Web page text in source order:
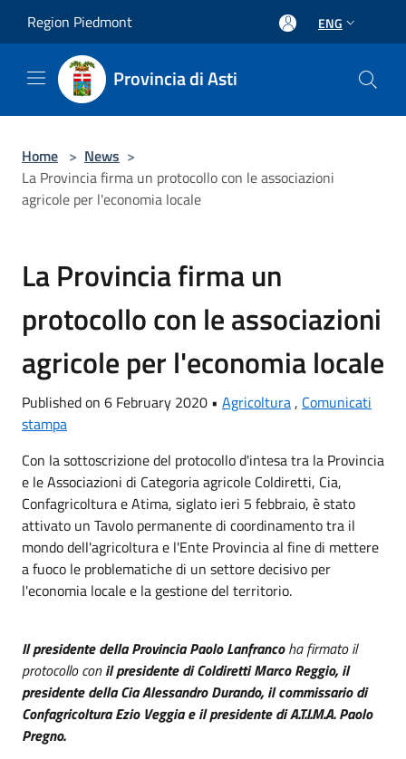
Region Piedmont ENG
Provincia di Asti
Home > News >
La Provincia firma un protocollo con le associazioni
agricole per l'economia locale
La Provincia firma un
protocollo con le associazioni
agricole per l'economia locale
Published on 6 February 2020 • Agricoltura , Comunicati
stampa
Con la sottoscrizione del protocollo d'intesa tra la Provincia
e le Associazioni di Categoria agricole Coldiretti, Cia,
Confagricoltura e Atima, siglato ieri 5 febbraio, è stato
attivato un Tavolo permanente di coordinamento tra il
mondo dell'agricoltura e l'Ente Provincia al fine di mettere
a fuoco le problematiche di un settore decisivo per
l'economia locale e la gestione del territorio.
Il presidente della Provincia Paolo Lanfrancoha firmato il
protocollo conil presidente di Coldiretti Marco Reggio, il
presidente della Cia Alessandro Durando, il commissario di
Confagricoltura Ezio Veggia e il presidente di A.T.I.M.A. Paolo
Pregno.